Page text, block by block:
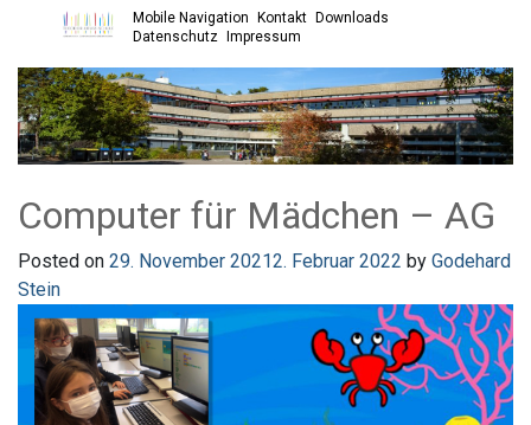
Open main menu
Mobile Navigation Kontakt Downloads
Datenschutz Impressum
Computer für Mädchen – AG
Posted on 29. November 20212. Februar 2022 by Godehard
Stein